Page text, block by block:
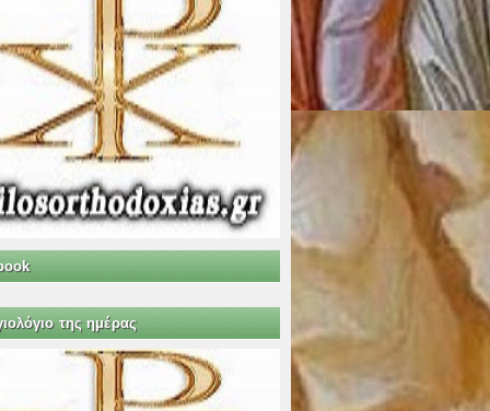
της ημέρας